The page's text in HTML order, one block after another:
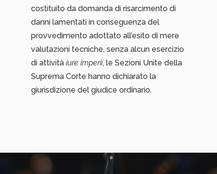
costituito da domanda di risarcimento di
danni lamentati in conseguenza del
provvedimento adottato all’esito di mere
valutazioni tecniche, senza alcun esercizio
di attività iure imperii, le Sezioni Unite della
Suprema Corte hanno dichiarato la
giurisdizione del giudice ordinario.